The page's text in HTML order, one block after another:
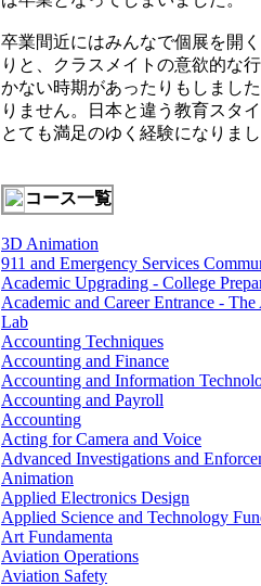
卒業間近にはみんなで個展を開
りと、クラスメイトの意欲的な
かない時期があったりもしまし
りません。日本と違う教育スタ
とても満足のゆく経験になりま
コース一覧
3D Animation
911 and Emergency Services
Academic Upgrading - College
Academic and Career Entrance -
Lab
Accounting Techniques
Accounting and Finance
Accounting and Information
Accounting and Payroll
Accounting
Acting for Camera and Voice
Advanced Investigations and
Animation
Applied Electronics Design
Applied Science and Technology
Art Fundamenta
Aviation Operations
Aviation Safety